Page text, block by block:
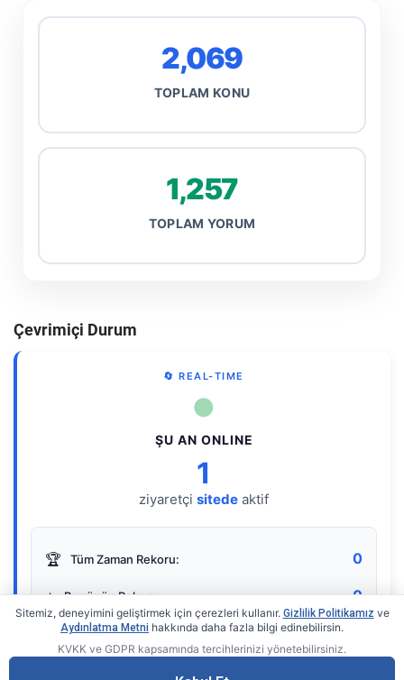
2,069
TOPLAM KONU
1,257
TOPLAM YORUM
Çevrimiçi Durum
🔄 REAL-TIME
●
ŞU AN ONLINE
1
ziyaretçi sitede aktif
🏆 Tüm Zaman Rekoru: 0
⭐ Bugünün Rekoru: 0
Gerçek zamanlı sayaç
Sitemiz, deneyimini geliştirmek için çerezleri kullanır. Gizlilik Politikamız ve
Aydınlatma Metni hakkında daha fazla bilgi edinebilirsin.
KVKK ve GDPR kapsamında tercihlerinizi yönetebilirsiniz.